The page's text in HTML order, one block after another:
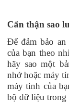
Cẩn thận sao
Để đảm bảo
của bạn theo
hãy sao một
nhớ hoặc máy
máy tình của
bộ dữ liệu trong